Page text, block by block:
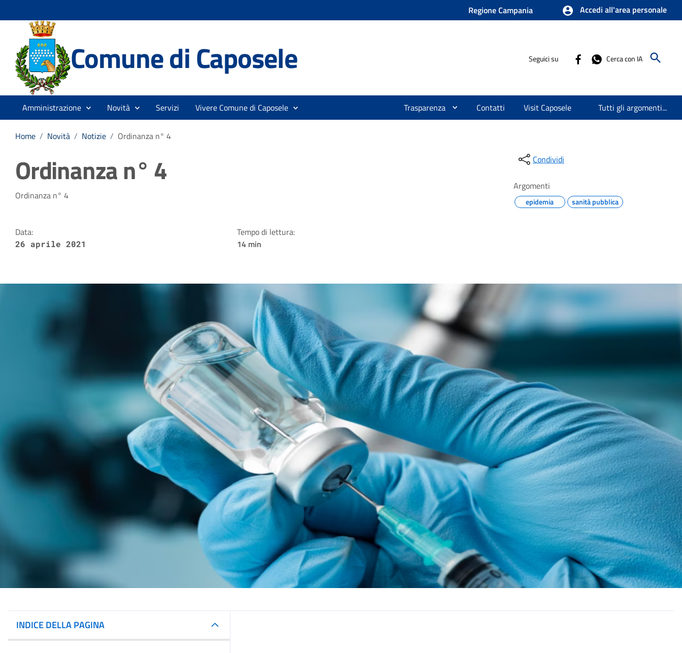
Regione Campania Accedi all'area personale
Comune di Caposele Seguici su Cerca con IA
Amministrazione Novità Servizi Vivere Comune di Caposele Trasparenza Contatti Visit Caposele Tutti gli argomenti...
Home / Novità / Notizie / Ordinanza n° 4
Ordinanza n° 4
Dettagli della notizia
Ordinanza n° 4
Data:
26 aprile 2021
Tempo di lettura:
14 min
Condividi
Argomenti
epidemia sanità pubblica
INDICE DELLA PAGINA